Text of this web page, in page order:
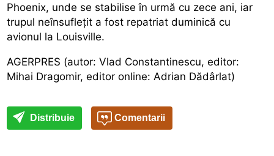
Phoenix, unde se stabilise în urmă cu zece ani, iar
trupul neînsuflețit a fost repatriat duminică cu
avionul la Louisville.
AGERPRES (autor: Vlad Constantinescu, editor:
Mihai Dragomir, editor online: Adrian Dădârlat)
Distribuie Comentarii